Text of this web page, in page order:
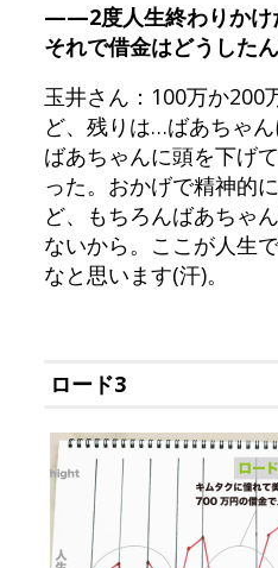
——2度人生終わりかけ
それで借金はどうした
玉井さん：100万か200
ど、残りは…ばあちゃん
ばあちゃんに頭を下げ
った。おかげで精神的
ど、もちろんばあちゃ
ないから。ここが人生
なと思います(汗)。
ロード3